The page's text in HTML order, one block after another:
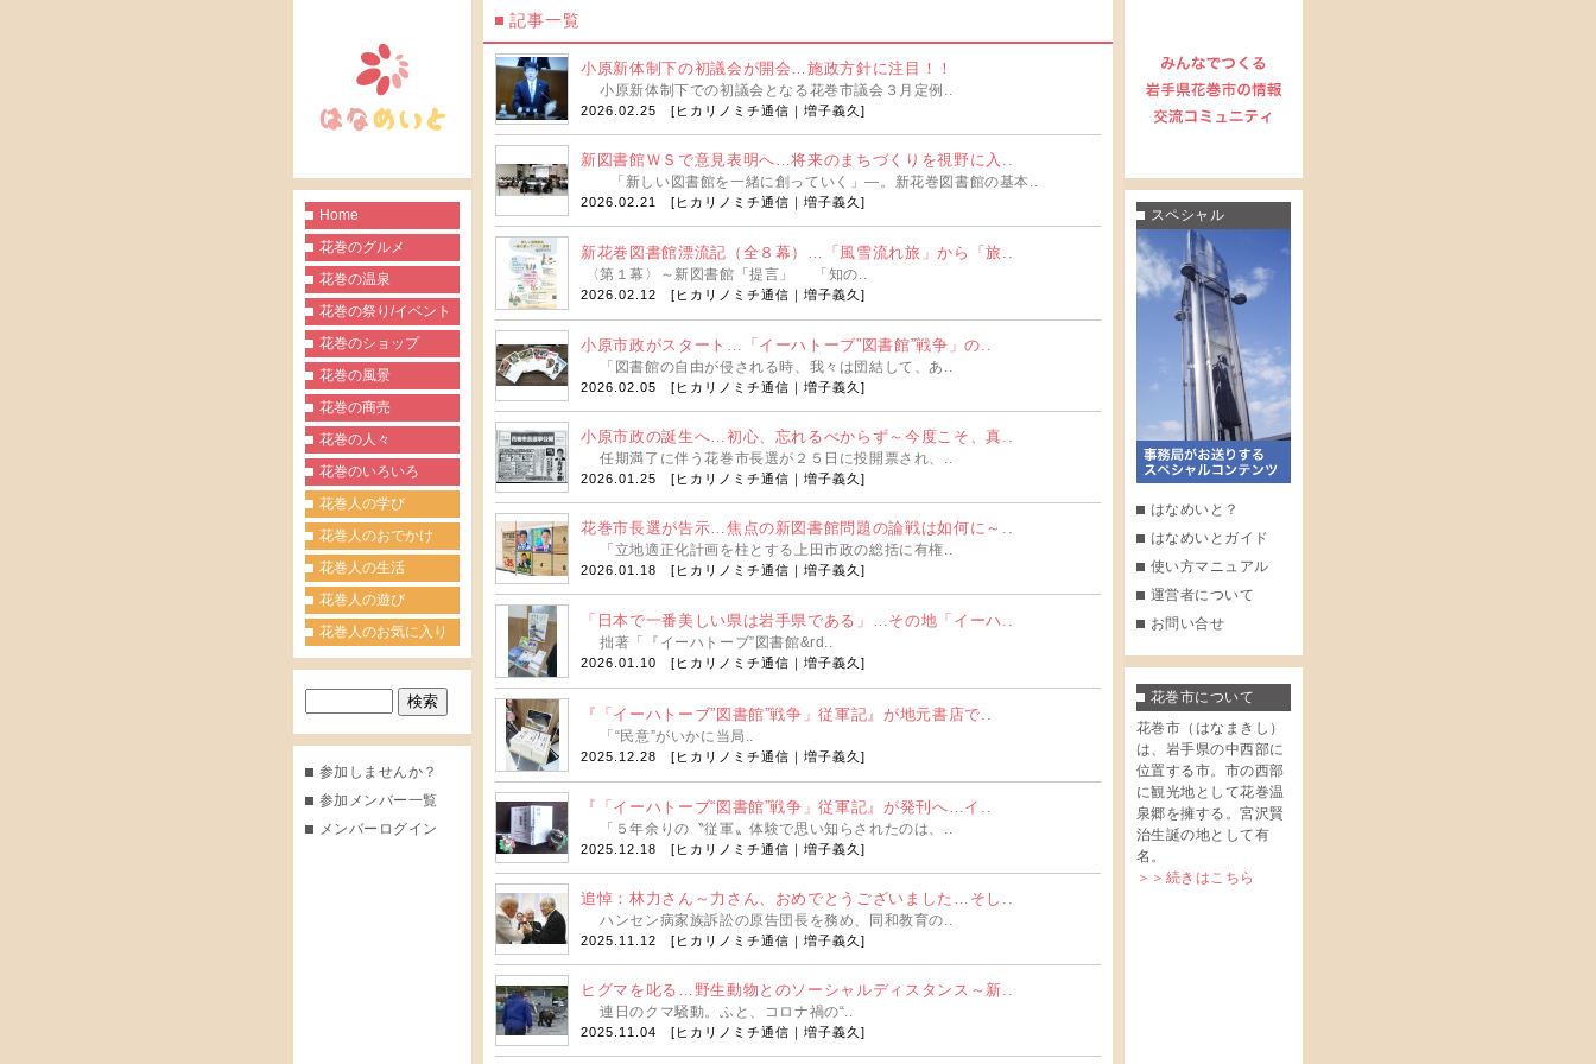
Home
花巻のグルメ
花巻の温泉
花巻の祭り/イベント
花巻のショップ
花巻の風景
花巻の商売
花巻の人々
花巻のいろいろ
花巻人の学び
花巻人のおでかけ
花巻人の生活
花巻人の遊び
花巻人のお気に入り
参加しませんか？
参加メンバー一覧
メンバーログイン
記事一覧
小原新体制下の初議会が開会…施政方針に注目！！
小原新体制下での初議会となる花巻市議会３月定例..
2026.02.25 [ ヒカリノミチ通信｜増子義久 ]
新図書館ＷＳで意見表明へ…将来のまちづくりを視野に入..
「新しい図書館を一緒に創っていく」―。新花巻図書館の基本..
2026.02.21 [ ヒカリノミチ通信｜増子義久 ]
新花巻図書館漂流記（全８幕）…「風雪流れ旅」から「旅..
〈第１幕〉～新図書館「提言」 「知の..
2026.02.12 [ ヒカリノミチ通信｜増子義久 ]
小原市政がスタート…「イーハトーブ”図書館”戦争」の..
「図書館の自由が侵される時、我々は団結して、あ..
2026.02.05 [ ヒカリノミチ通信｜増子義久 ]
小原市政の誕生へ…初心、忘れるべからず～今度こそ、真..
任期満了に伴う花巻市長選が２５日に投開票され、..
2026.01.25 [ ヒカリノミチ通信｜増子義久 ]
花巻市長選が告示…焦点の新図書館問題の論戦は如何に～..
「立地適正化計画を柱とする上田市政の総括に有権..
2026.01.18 [ ヒカリノミチ通信｜増子義久 ]
「日本で一番美しい県は岩手県である」…その地「イーハ..
拙著「『イーハトーブ”図書館&rd..
2026.01.10 [ ヒカリノミチ通信｜増子義久 ]
『「イーハトーブ”図書館”戦争」従軍記』が地元書店で..
「“民意”がいかに当局..
2025.12.28 [ ヒカリノミチ通信｜増子義久 ]
『「イーハトーブ“図書館”戦争」従軍記』が発刊へ…イ..
「５年余りの〝従軍〟体験で思い知らされたのは、..
2025.12.18 [ ヒカリノミチ通信｜増子義久 ]
追悼：林力さん～力さん、おめでとうございました…そし..
ハンセン病家族訴訟の原告団長を務め、同和教育の..
2025.11.12 [ ヒカリノミチ通信｜増子義久 ]
ヒグマを叱る…野生動物とのソーシャルディスタンス～新..
連日のクマ騒動。ふと、コロナ禍の“..
2025.11.04 [ ヒカリノミチ通信｜増子義久 ]
スペシャル
はなめいと？
はなめいとガイド
使い方マニュアル
運営者について
お問い合せ
花巻市について
花巻市（はなまきし）
は、岩手県の中西部に
位置する市。市の西部
に観光地として花巻温
泉郷を擁する。宮沢賢
治生誕の地として有
名。
＞＞続きはこちら